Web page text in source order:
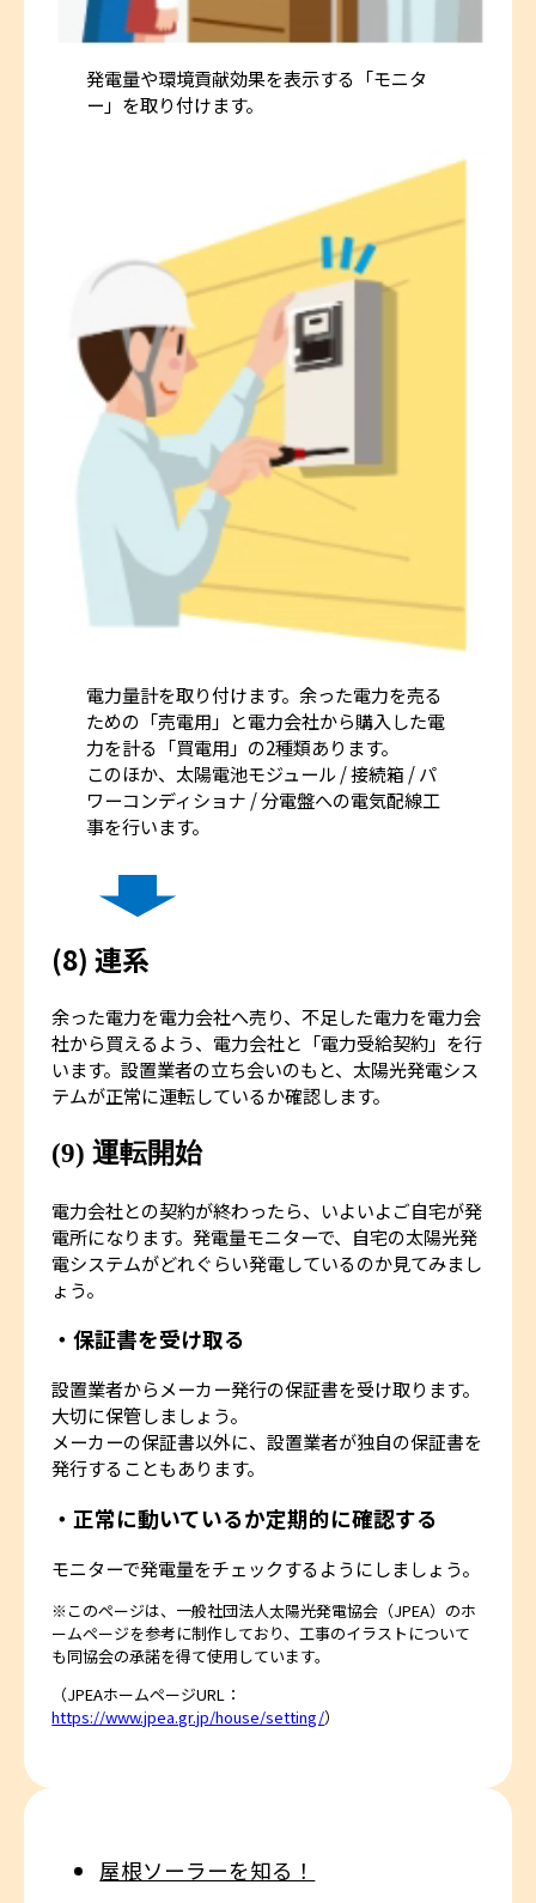
屋根ソーラーを知る！
発電量や環境貢献効果を表示する「モニタ
ー」を取り付けます。
電力量計を取り付けます。余った電力を売る
ための「売電用」と電力会社から購入した電
力を計る「買電用」の2種類あります。
このほか、太陽電池モジュール / 接続箱 / パ
ワーコンディショナ / 分電盤への電気配線工
事を行います。
(8) 連系
余った電力を電力会社へ売り、不足した電力を電力会
社から買えるよう、電力会社と「電力受給契約」を行
います。設置業者の立ち会いのもと、太陽光発電シス
テムが正常に運転しているか確認します。
(9) 運転開始
電力会社との契約が終わったら、いよいよご自宅が発
電所になります。発電量モニターで、自宅の太陽光発
電システムがどれぐらい発電しているのか見てみまし
ょう。
・保証書を受け取る
設置業者からメーカー発行の保証書を受け取ります。
大切に保管しましょう。
メーカーの保証書以外に、設置業者が独自の保証書を
発行することもあります。
・正常に動いているか定期的に確認する
モニターで発電量をチェックするようにしましょう。
※このページは、一般社団法人太陽光発電協会（JPEA）のホ
ームページを参考に制作しており、工事のイラストについて
も同協会の承諾を得て使用しています。
（JPEAホームページURL：
https://www.jpea.gr.jp/house/setting/）